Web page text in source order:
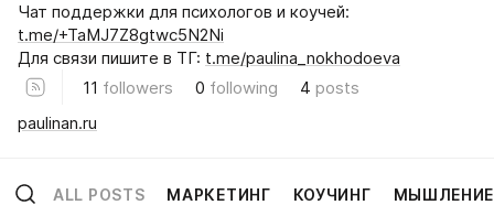
Чат поддержки для психологов и коучей:
t.me/+TaMJ7Z8gtwc5N2Ni
Для связи пишите в ТГ: t.me/paulina_nokhodoeva
11 followers 0 following 4 posts
paulinan.ru
ALL POSTS МАРКЕТИНГ КОУЧИНГ МЫШЛЕНИЕ